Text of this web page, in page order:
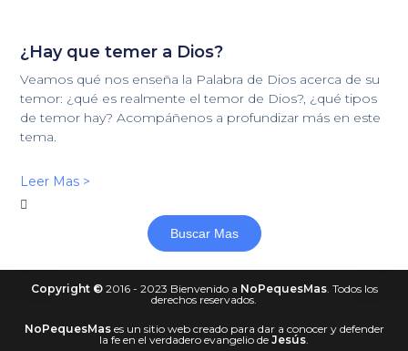
¿Hay que temer a Dios?
Veamos qué nos enseña la Palabra de Dios acerca de su
temor: ¿qué es realmente el temor de Dios?, ¿qué tipos
de temor hay? Acompáñenos a profundizar más en este
tema.
Leer Mas >
Buscar Mas
Copyright ©2016 - 2023 Bienvenido a NoPequesMas. Todos los
derechos reservados.
NoPequesMases un sitio web creado para dar a conocer y defender
la fe en el verdadero evangelio de Jesús.